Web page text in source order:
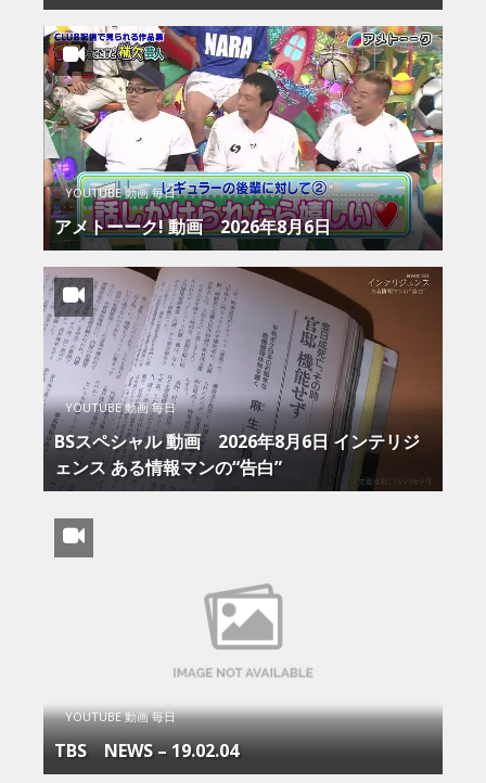
YOUTUBE 動画 毎日
アメトーーク! 動画 2026年8月6日
YOUTUBE 動画 毎日
BSスペシャル 動画 2026年8月6日 インテリジ
ェンス ある情報マンの“告白”
YOUTUBE 動画 毎日
TBS NEWS – 19.02.04